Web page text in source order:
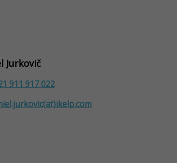
Jurkovič
911 917 022